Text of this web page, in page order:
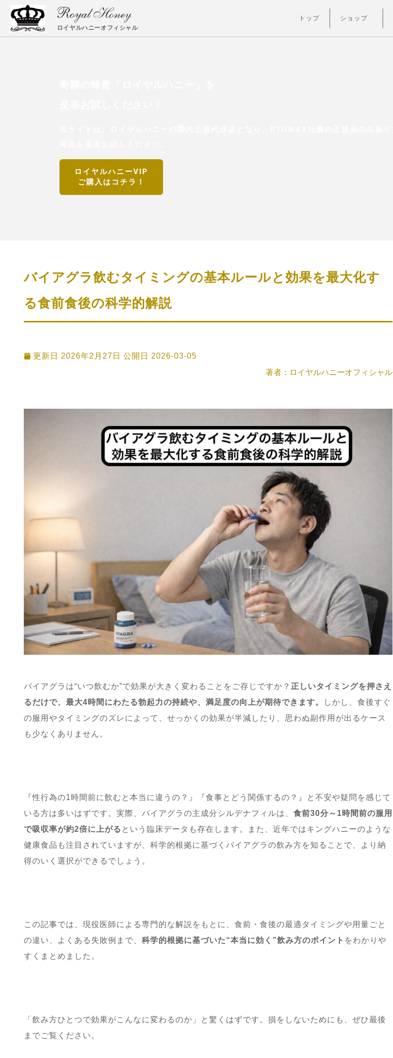
ロイヤルハニーオフィシャル
トップ ショップ
ロイヤルハニーVIP
ご購入はコチラ！
バイアグラ飲むタイミングの基本ルールと効果を最大化す
る食前食後の科学的解説
更新日 2026年2月27日 公開日 2026-03-05
著者：ロイヤルハニーオフィシャル
バイアグラは“いつ飲むか”で効果が大きく変わることをご存じですか？ 正しいタイミングを押さえ
るだけで、最大4時間にわたる勃起力の持続や、満足度の向上が期待できます。
しかし、食後すぐ
の服用やタイミングのズレによって、せっかくの効果が半減したり、思わぬ副作用が出るケース
も少なくありません。
『性行為の1時間前に飲むと本当に違うの？』『食事とどう関係するの？』と不安や疑問を感じて
いる方は多いはずです。実際、バイアグラの主成分シルデナフィルは、 食前30分～1時間前の服用
で吸収率が約2倍に上がる という臨床データも存在します。また、近年ではキングハニーのような
健康食品も注目されていますが、科学的根拠に基づくバイアグラの飲み方を知ることで、より納
得のいく選択ができるでしょう。
この記事では、現役医師による専門的な解説をもとに、食前・食後の最適タイミングや用量ごと
の違い、よくある失敗例まで、 科学的根拠に基づいた“本当に効く”飲み方のポイント をわかりや
すくまとめました。
「飲み方ひとつで効果がこんなに変わるのか」と驚くはずです。損をしないためにも、ぜひ最後
までご覧ください。